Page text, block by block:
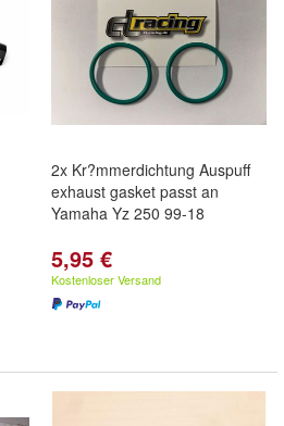
2x Kr?mmerdichtung Auspuff
exhaust gasket passt an
Yamaha Yz 250 99-18
5,95 €
Kostenloser Versand